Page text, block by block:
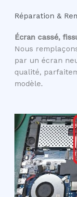
Réparation &
Écran cassé,
Nous
par un écran
qualité,
modèle.